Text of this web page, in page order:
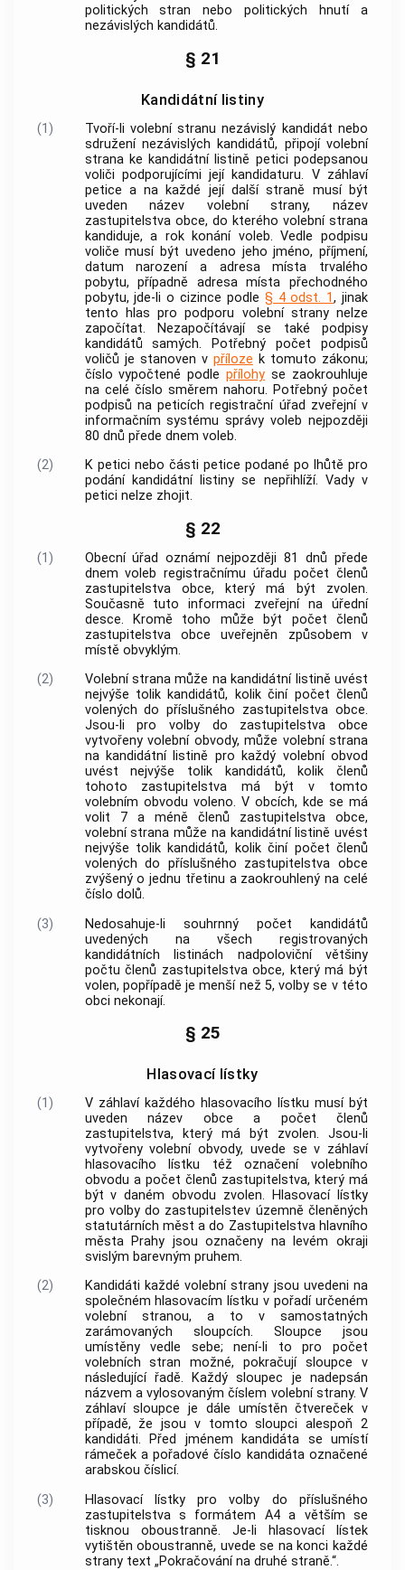
politických stran nebo politických hnutí a
nezávislých kandidátů.
§ 21
Kandidátní listiny
(1)
Tvoří-li volební stranu nezávislý kandidát nebo
sdružení nezávislých kandidátů, připojí volební
strana ke kandidátní listině petici podepsanou
voliči podporujícími její kandidaturu. V záhlaví
petice a na každé její další straně musí být
uveden název volební strany, název
zastupitelstva obce, do kterého volební strana
kandiduje, a rok konání voleb. Vedle podpisu
voliče musí být uvedeno jeho jméno, příjmení,
datum narození a adresa místa trvalého
pobytu, případně adresa místa přechodného
pobytu, jde-li o cizince podle § 4 odst. 1, jinak
tento hlas pro podporu volební strany nelze
započítat. Nezapočítávají se také podpisy
kandidátů samých. Potřebný počet podpisů
voličů je stanoven v příloze k tomuto zákonu;
číslo vypočtené podlepřílohy se zaokrouhluje
na celé číslo směrem nahoru. Potřebný počet
podpisů na peticích registrační úřad zveřejní v
informačním systému správy voleb nejpozději
80 dnů přede dnem voleb.
(2)
K petici nebo části petice podané po lhůtě pro
podání kandidátní listiny se nepřihlíží. Vady v
petici nelze zhojit.
§ 22
(1)
Obecní úřad oznámí nejpozději 81 dnů přede
dnem voleb registračnímu úřadu počet členů
zastupitelstva obce, který má být zvolen.
Současně tuto informaci zveřejní na úřední
desce. Kromě toho může být počet členů
zastupitelstva obce uveřejněn způsobem v
místě obvyklým.
(2)
Volební strana může na kandidátní listině uvést
nejvýše tolik kandidátů, kolik činí počet členů
volených do příslušného zastupitelstva obce.
Jsou-li pro volby do zastupitelstva obce
vytvořeny volební obvody, může volební strana
na kandidátní listině pro každý volební obvod
uvést nejvýše tolik kandidátů, kolik členů
tohoto zastupitelstva má být v tomto
volebním obvodu voleno. V obcích, kde se má
volit 7 a méně členů zastupitelstva obce,
volební strana může na kandidátní listině uvést
nejvýše tolik kandidátů, kolik činí počet členů
volených do příslušného zastupitelstva obce
zvýšený o jednu třetinu a zaokrouhlený na celé
číslo dolů.
(3)
Nedosahuje-li souhrnný počet kandidátů
uvedených na všech registrovaných
kandidátních listinách nadpoloviční většiny
počtu členů zastupitelstvaobce, který má být
volen, popřípadě je menší než 5, volby se v této
obci nekonají.
§ 25
Hlasovací lístky
(1)
V záhlaví každého hlasovacího lístku musí být
uveden název obce a počet členů
zastupitelstva, který má být zvolen. Jsou-li
vytvořeny volební obvody, uvede se v záhlaví
hlasovacího lístku též označení volebního
obvodu a počet členů zastupitelstva, který má
být v daném obvodu zvolen. Hlasovací lístky
pro volby do zastupitelstev územně členěných
statutárních měst a do Zastupitelstva hlavního
města Prahy jsou označeny na levém okraji
svislým barevným pruhem.
(2)
Kandidáti každé volební strany jsou uvedeni na
společném hlasovacím lístku v pořadí určeném
volební stranou, a to v samostatných
zarámovaných sloupcích. Sloupce jsou
umístěny vedle sebe; není-li to pro počet
volebních stran možné, pokračují sloupce v
následující řadě. Každý sloupec je nadepsán
názvem a vylosovaným číslem volební strany. V
záhlaví sloupce je dále umístěn čtvereček v
případě, že jsou v tomto sloupci alespoň 2
kandidáti. Před jménem kandidáta se umístí
rámeček a pořadové číslo kandidáta označené
arabskou číslicí.
(3)
Hlasovací lístky pro volby do příslušného
zastupitelstva s formátem A4 a větším se
tisknou oboustranně. Je-li hlasovací lístek
vytištěn oboustranně, uvede se na konci každé
strany text „Pokračování na druhé straně.“.